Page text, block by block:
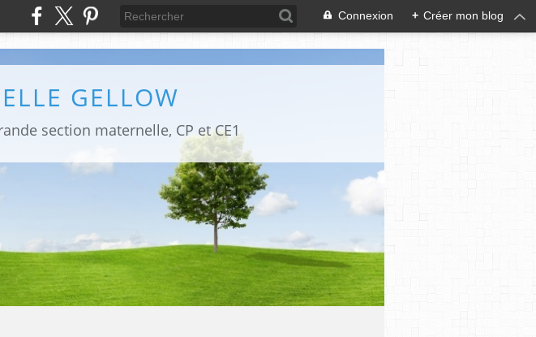
Connexion + Créer mon blog
GELLOW
section maternelle, CP et CE1